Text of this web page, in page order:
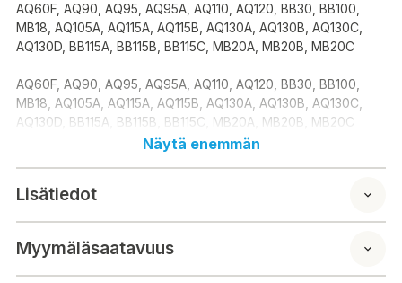
AQ60F, AQ90, AQ95, AQ95A, AQ110, AQ120, BB30, BB100,
MB18, AQ105A, AQ115A, AQ115B, AQ130A, AQ130B, AQ130C,
AQ130D, BB115A, BB115B, BB115C, MB20A, MB20B, MB20C
AQ60F, AQ90, AQ95, AQ95A, AQ110, AQ120, BB30, BB100,
MB18, AQ105A, AQ115A, AQ115B, AQ130A, AQ130B, AQ130C,
AQ130D, BB115A, BB115B, BB115C, MB20A, MB20B, MB20C
Näytä enemmän
Lisätiedot
Myymäläsaatavuus